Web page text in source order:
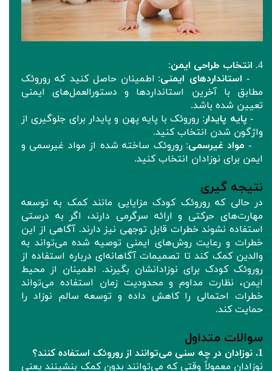
4. انتخاب طراحی ایمن:
- استانداردهای ایمنی: اطمینان حاصل کنید که روروئک‌
مطابق با آخرین استانداردها و دستورالعمل‌های ایمنی
تعیین شده باشد.
- پایه پایدار: روروئک‌ با پایه پهن و پایدار برای جلوگیری از
واژگون شدن انتخاب کنید.
- مواد غیرسمی: روروئک‌ ساخته شده از مواد غیرسمی و
ایمن برای نوزادان انتخاب کنید.
نتیجه‌ گیری
در حالی که روروئک‌ کودک مزایایی مانند کمک به توسعه
مهارت‌های حرکتی و ارائه سرگرمی دارند، اگر به درستی
استفاده نشوند خطرات قابل توجهی نیز دارند. آگاهی از این
خطرات و رعایت روش‌های ایمنی توصیه شده می‌تواند به
والدین کمک کند تا تصمیمات آگاهانه‌ای درباره استفاده از
روروئک‌ کودک برای نوزادانشان بگیرند. اطمینان از محیط
ایمن، نظارت مداوم و محدودیت زمان استفاده می‌تواند
خطرات احتمالی را کاهش داده و توسعه سالم نوزاد را
حمایت کند.
سوالات متداول
1. نوزادان در چه سنی می‌توانند از روروئک‌ استفاده کنند؟
نوزادان معمولاً وقتی که می‌توانند بدون کمک بنشینند یعنی